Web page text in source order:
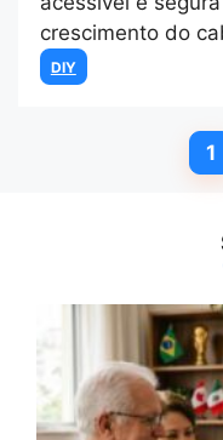
crescimento do
Categories
DIY
1